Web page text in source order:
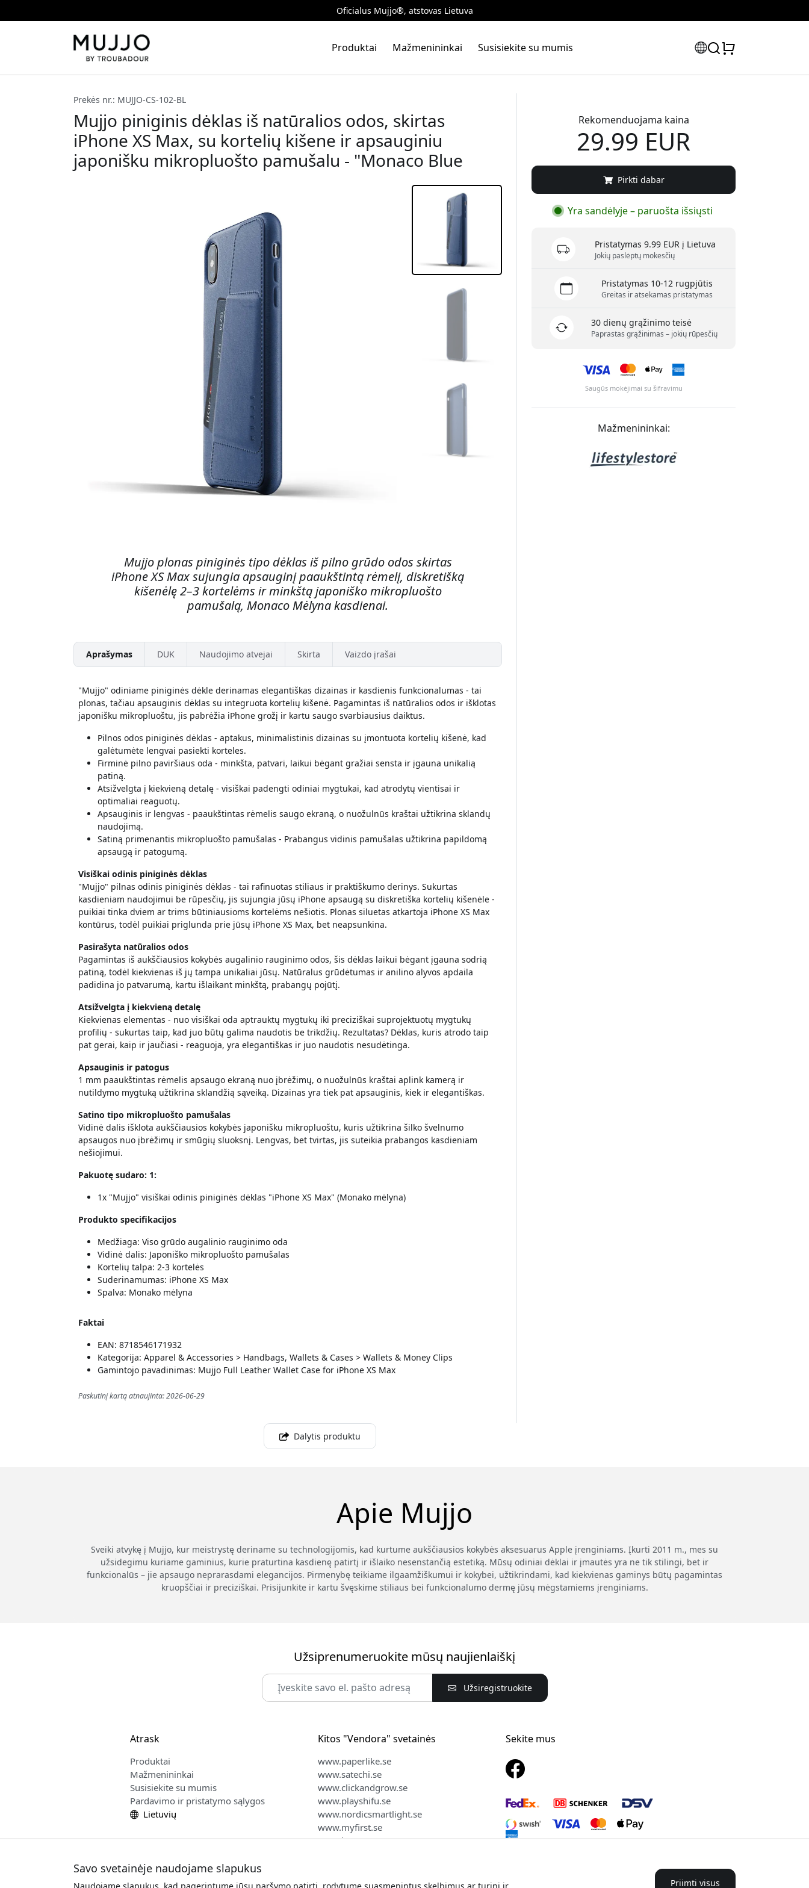
Oficialus Mujjo®, atstovas Lietuva
Produktai Mažmenininkai Susisiekite su mumis
Prekės nr.: MUJJO-CS-102-BL
Mujjo piniginis dėklas iš natūralios odos, skirtas
iPhone XS Max, su kortelių kišene ir apsauginiu
japonišku mikropluošto pamušalu - "Monaco Blue
Mujjo plonas piniginės tipo dėklas iš pilno grūdo odos skirtas
iPhone XS Max sujungia apsauginį paaukštintą rėmelį, diskretišką
kišenėlę 2–3 kortelėms ir minkštą japoniško mikropluošto
pamušalą, Monaco Mėlyna kasdienai.
Aprašymas DUK Naudojimo atvejai Skirta Vaizdo įrašai
"Mujjo" odiniame piniginės dėkle derinamas elegantiškas dizainas ir kasdienis funkcionalumas - tai
plonas, tačiau apsauginis dėklas su integruota kortelių kišenė. Pagamintas iš natūralios odos ir išklotas
japonišku mikropluoštu, jis pabrėžia iPhone grožį ir kartu saugo svarbiausius daiktus.
Pilnos odos piniginės dėklas - aptakus, minimalistinis dizainas su įmontuota kortelių kišenė, kad
galėtumėte lengvai pasiekti korteles.
Firminė pilno paviršiaus oda - minkšta, patvari, laikui bėgant gražiai sensta ir įgauna unikalią
patiną.
Atsižvelgta į kiekvieną detalę - visiškai padengti odiniai mygtukai, kad atrodytų vientisai ir
optimaliai reaguotų.
Apsauginis ir lengvas - paaukštintas rėmelis saugo ekraną, o nuožulnūs kraštai užtikrina sklandų
naudojimą.
Satiną primenantis mikropluošto pamušalas - Prabangus vidinis pamušalas užtikrina papildomą
apsaugą ir patogumą.
Visiškai odinis piniginės dėklas
"Mujjo" pilnas odinis piniginės dėklas - tai rafinuotas stiliaus ir praktiškumo derinys. Sukurtas
kasdieniam naudojimui be rūpesčių, jis sujungia jūsų iPhone apsaugą su diskretiška kortelių kišenėle -
puikiai tinka dviem ar trims būtiniausioms kortelėms nešiotis. Plonas siluetas atkartoja iPhone XS Max
kontūrus, todėl puikiai priglunda prie jūsų iPhone XS Max, bet neapsunkina.
Pasirašyta natūralios odos
Pagamintas iš aukščiausios kokybės augalinio rauginimo odos, šis dėklas laikui bėgant įgauna sodrią
patiną, todėl kiekvienas iš jų tampa unikaliai jūsų. Natūralus grūdėtumas ir anilino alyvos apdaila
padidina jo patvarumą, kartu išlaikant minkštą, prabangų pojūtį.
Atsižvelgta į kiekvieną detalę
Kiekvienas elementas - nuo visiškai oda aptrauktų mygtukų iki preciziškai suprojektuotų mygtukų
profilių - sukurtas taip, kad juo būtų galima naudotis be trikdžių. Rezultatas? Dėklas, kuris atrodo taip
pat gerai, kaip ir jaučiasi - reaguoja, yra elegantiškas ir juo naudotis nesudėtinga.
Apsauginis ir patogus
1 mm paaukštintas rėmelis apsaugo ekraną nuo įbrėžimų, o nuožulnūs kraštai aplink kamerą ir
nutildymo mygtuką užtikrina sklandžią sąveiką. Dizainas yra tiek pat apsauginis, kiek ir elegantiškas.
Satino tipo mikropluošto pamušalas
Vidinė dalis išklota aukščiausios kokybės japonišku mikropluoštu, kuris užtikrina šilko švelnumo
apsaugos nuo įbrėžimų ir smūgių sluoksnį. Lengvas, bet tvirtas, jis suteikia prabangos kasdieniam
nešiojimui.
Pakuotę sudaro: 1:
1x "Mujjo" visiškai odinis piniginės dėklas "iPhone XS Max" (Monako mėlyna)
Produkto specifikacijos
Medžiaga: Viso grūdo augalinio rauginimo oda
Vidinė dalis: Japoniško mikropluošto pamušalas
Kortelių talpa: 2-3 kortelės
Suderinamumas: iPhone XS Max
Spalva: Monako mėlyna
Faktai
EAN: 8718546171932
Kategorija: Apparel & Accessories > Handbags, Wallets & Cases > Wallets & Money Clips
Gamintojo pavadinimas: Mujjo Full Leather Wallet Case for iPhone XS Max
Paskutinį kartą atnaujinta: 2026-06-29
Rekomenduojama kaina
29.99 EUR
Pirkti dabar
Yra sandėlyje – paruošta išsiųsti
Pristatymas 9.99 EUR į Lietuva
Jokių paslėptų mokesčių
Pristatymas 10-12 rugpjūtis
Greitas ir atsekamas pristatymas
30 dienų grąžinimo teisė
Paprastas grąžinimas – jokių rūpesčių
Saugūs mokėjimai su šifravimu
Mažmenininkai:
Dalytis produktu
Apie Mujjo
Sveiki atvykę į Mujjo, kur meistrystę deriname su technologijomis, kad kurtume aukščiausios kokybės aksesuarus Apple įrenginiams. Įkurti 2011 m., mes su
užsidegimu kuriame gaminius, kurie praturtina kasdienę patirtį ir išlaiko nesenstančią estetiką. Mūsų odiniai dėklai ir įmautės yra ne tik stilingi, bet ir
funkcionalūs – jie apsaugo neprarasdami elegancijos. Pirmenybę teikiame ilgaamžiškumui ir kokybei, užtikrindami, kad kiekvienas gaminys būtų pagamintas
kruopščiai ir preciziškai. Prisijunkite ir kartu švęskime stiliaus bei funkcionalumo dermę jūsų mėgstamiems įrenginiams.
Užsiprenumeruokite mūsų naujienlaiškį
Užsiregistruokite
Atrask
Produktai
Mažmenininkai
Susisiekite su mumis
Pardavimo ir pristatymo sąlygos
Lietuvių
Kitos "Vendora" svetainės
www.paperlike.se
www.satechi.se
www.clickandgrow.se
www.playshifu.se
www.nordicsmartlight.se
www.myfirst.se
www.herqs.se
Sekite mus
Savo svetainėje naudojame slapukus
Priimti visus